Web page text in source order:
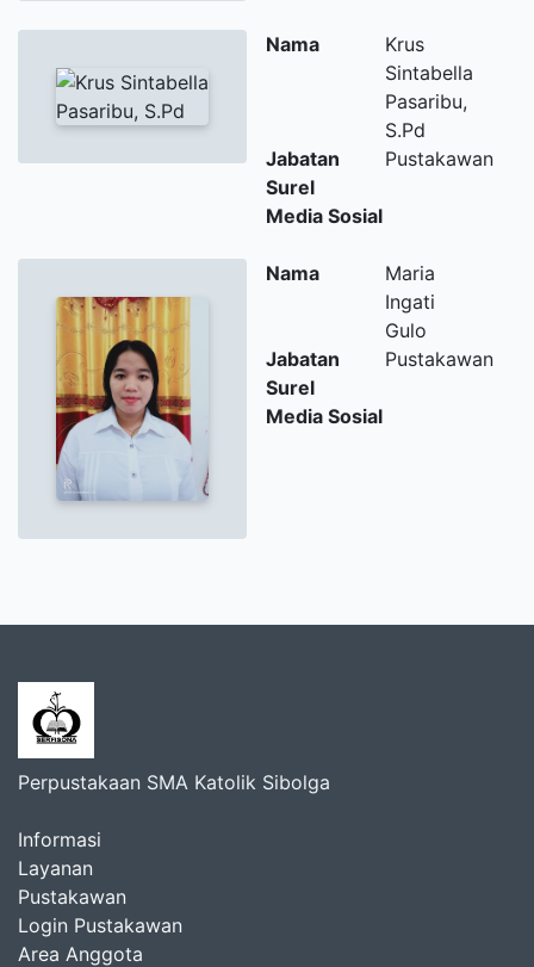
Nama
Krus
Sintabella
Pasaribu,
S.Pd
Jabatan
Pustakawan
Surel
Media Sosial
Nama
Maria
Ingati
Gulo
Jabatan
Pustakawan
Surel
Media Sosial
Perpustakaan SMA Katolik Sibolga
Informasi
Layanan
Pustakawan
Login Pustakawan
Area Anggota